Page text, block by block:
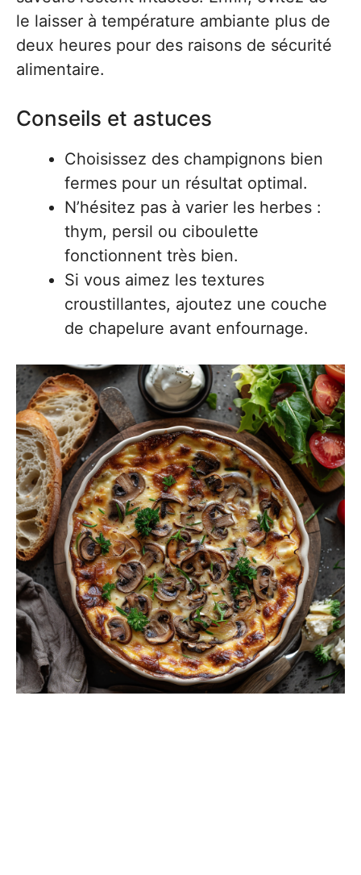
le laisser à température ambiante plus de
deux heures pour des raisons de sécurité
alimentaire.
Conseils et astuces
Choisissez des champignons bien
fermes pour un résultat optimal.
N’hésitez pas à varier les herbes :
thym, persil ou ciboulette
fonctionnent très bien.
Si vous aimez les textures
croustillantes, ajoutez une couche
de chapelure avant enfournage.